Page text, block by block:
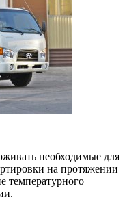
необходимые для
на протяжении
температурного